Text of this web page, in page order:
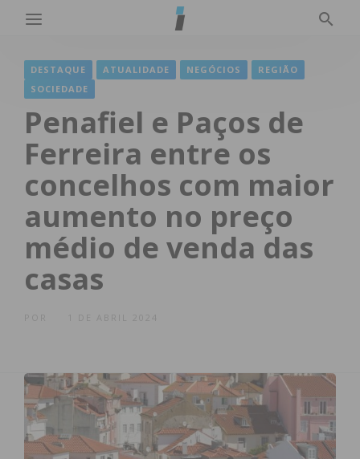
DESTAQUE ATUALIDADE NEGÓCIOS
REGIÃO
SOCIEDADE
Penafiel e Paços de
Ferreira entre os
concelhos com maior
aumento no preço
médio de venda das
casas
1 DE ABRIL 2024